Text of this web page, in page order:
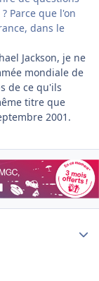
Parce que l'on
dans le
Jackson, je ne
mondiale de
de ce qu'ils
titre que
2001.